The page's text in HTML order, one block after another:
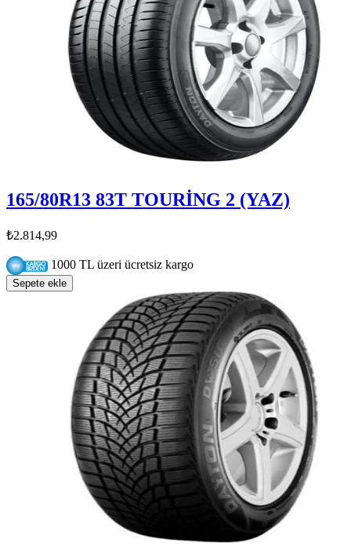
165/80R13 83T TOURİNG 2 (YAZ)
₺2.814,99
1000 TL üzeri ücretsiz kargo
Sepete ekle